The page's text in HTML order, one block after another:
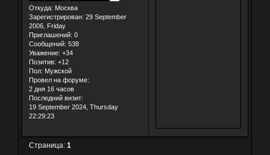
Откуда: Москва
Зарегистрирован: 29 September
2006, Friday
Приглашений: 0
Сообщений: 538
Уважение: +34
Позитив: +12
Пол: Мужской
Провел на форуме:
2 дня 16 часов
Последний визит:
19 September 2024, Thursday
22:29:23
Страница: 1